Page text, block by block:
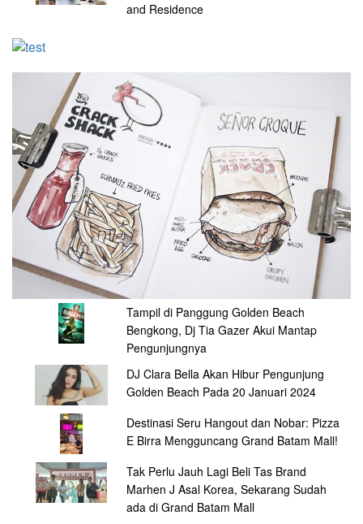
and Residence
Tampil di Panggung Golden Beach
Bengkong, Dj Tia Gazer Akui Mantap
Pengunjungnya
DJ Clara Bella Akan Hibur Pengunjung
Golden Beach Pada 20 Januari 2024
Destinasi Seru Hangout dan Nobar: Pizza
E Birra Mengguncang Grand Batam Mall!
Tak Perlu Jauh Lagi Beli Tas Brand
Marhen J Asal Korea, Sekarang Sudah
ada di Grand Batam Mall